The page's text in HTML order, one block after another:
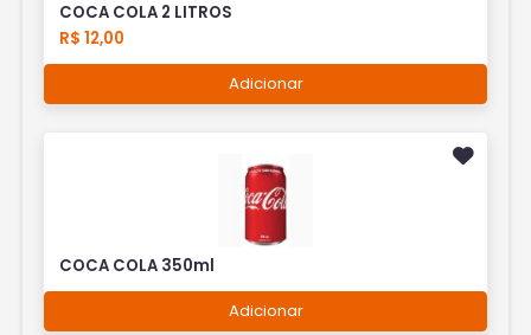
COCA COLA 2 LITROS
R$ 12,00
Adicionar
COCA COLA 350ml
Adicionar